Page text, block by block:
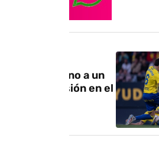
en torno a un
por una lesión en el